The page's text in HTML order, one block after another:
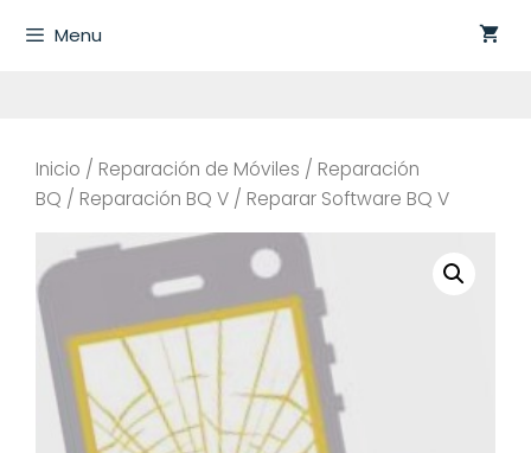
Menu
Inicio / Reparación de Móviles / Reparación
BQ / Reparación BQ V / Reparar Software BQ V